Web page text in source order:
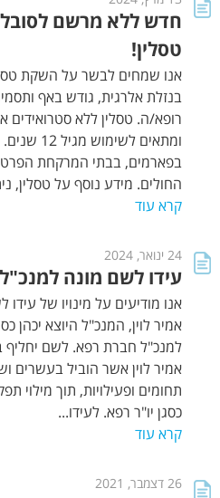
חדש ללא מרשם
טסלין!
אנו שמחים לבשר על השקת
בנזלת אלרגית, גודש באף
רופא/ה. טסלין ללא סטרואידים
ומתאים
בפארמים, בבתי המרקחת
החולים. מידע נוסף על טסלין,
קרא עוד
24 ינואר, 2024
עידו לשם מונה
אנו מודיעים על מינויו של
אמיר לוין, המנכ"ל היוצא יכהן
למנכ"ל חברת רפא. לשם יחליף
אמיר לוין אשר הוביל בעשרים
תחומים ופעילויות, תוך מילוי
כסגן יו"ר רפא. לעידו...
קרא עוד
26 דצמבר, 2021